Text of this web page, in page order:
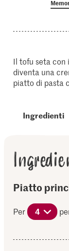
Il tofu seta con
diventa una
piatto di pasta
Ingredienti
Piatto
Per 4